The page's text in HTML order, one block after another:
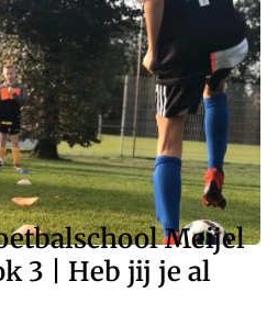
Meijel
3 | Heb jij je al